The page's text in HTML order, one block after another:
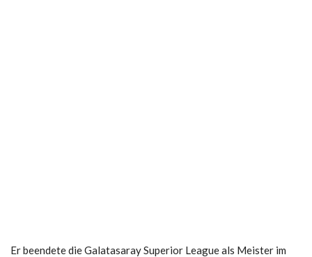
Er beendete die Galatasaray Superior League als Meister im